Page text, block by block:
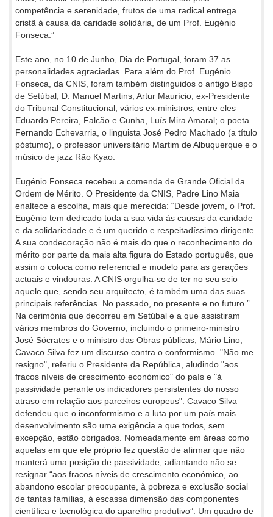
competência e serenidade, frutos de uma radical entrega
cristã à causa da caridade solidária, de um Prof. Eugénio
Fonseca.”
Este ano, no 10 de Junho, Dia de Portugal, foram 37 as
personalidades agraciadas. Para além do Prof. Eugénio
Fonseca, da CNIS, foram também distinguidos o antigo Bispo
de Setúbal, D. Manuel Martins; Artur Maurício, ex-Presidente
do Tribunal Constitucional; vários ex-ministros, entre eles
Eduardo Pereira, Falcão e Cunha, Luís Mira Amaral; o poeta
Fernando Echevarria, o linguista José Pedro Machado (a título
póstumo), o professor universitário Martim de Albuquerque e o
músico de jazz Rão Kyao.
Eugénio Fonseca recebeu a comenda de Grande Oficial da
Ordem de Mérito. O Presidente da CNIS, Padre Lino Maia
enaltece a escolha, mais que merecida: “Desde jovem, o Prof.
Eugénio tem dedicado toda a sua vida às causas da caridade
e da solidariedade e é um querido e respeitadíssimo dirigente.
A sua condecoração não é mais do que o reconhecimento do
mérito por parte da mais alta figura do Estado português, que
assim o coloca como referencial e modelo para as gerações
actuais e vindouras. A CNIS orgulha-se de ter no seu seio
aquele que, sendo seu arquitecto, é também uma das suas
principais referências. No passado, no presente e no futuro.”
Na cerimónia que decorreu em Setúbal e a que assistiram
vários membros do Governo, incluindo o primeiro-ministro
José Sócrates e o ministro das Obras públicas, Mário Lino,
Cavaco Silva fez um discurso contra o conformismo. "Não me
resigno", referiu o Presidente da República, aludindo "aos
fracos níveis de crescimento económico" do país e "à
passividade perante os indicadores persistentes do nosso
atraso em relação aos parceiros europeus". Cavaco Silva
defendeu que o inconformismo e a luta por um país mais
desenvolvimento são uma exigência a que todos, sem
excepção, estão obrigados. Nomeadamente em áreas como
aquelas em que ele próprio fez questão de afirmar que não
manterá uma posição de passividade, adiantando não se
resignar “aos fracos níveis de crescimento económico, ao
abandono escolar preocupante, à pobreza e exclusão social
de tantas famílias, à escassa dimensão das componentes
científica e tecnológica do aparelho produtivo”. Um quadro de